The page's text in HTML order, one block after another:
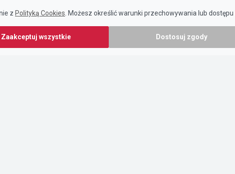
z Polityką Cookies . Możesz określić warunki przechowywania lub dostępu
Zaakceptuj wszystkie Dostosuj zgody